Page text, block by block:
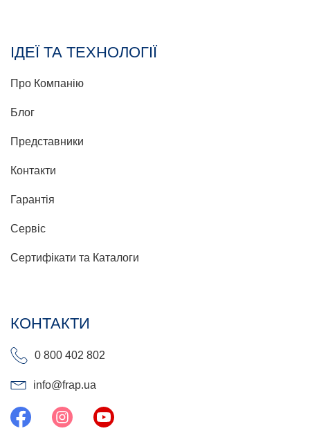
ІДЕЇ ТА ТЕХНОЛОГІЇ
Про Компанію
Блог
Представники
Контакти
Гарантія
Сервіс
Сертифікати та Каталоги
КОНТАКТИ
0 800 402 802
info@frap.ua